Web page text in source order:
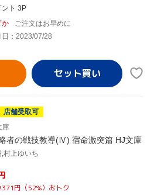
ント 3P
か
ご注文はお早めに
日：2023/07/28
店舗受取可
庫
者の戦技教導(Ⅳ) 宿命激突篇 HJ文庫
,村上ゆいち
円（52%）おトク